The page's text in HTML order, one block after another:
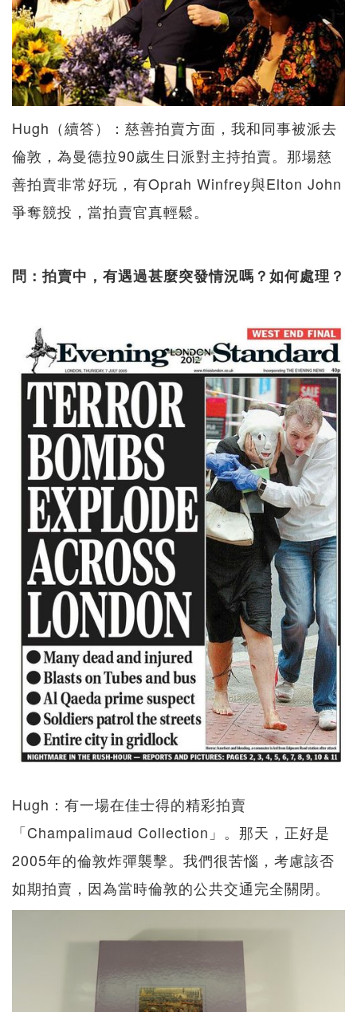
Hugh（續答）：慈善拍賣方面，我和同事被派去
倫敦，為曼德拉90歲生日派對主持拍賣。那場慈
善拍賣非常好玩，有Oprah Winfrey與Elton John
爭奪競投，當拍賣官真輕鬆。
問：拍賣中，有遇過甚麼突發情況嗎？如何處理？
Hugh：有一場在佳士得的精彩拍賣
「Champalimaud Collection」。那天，正好是
2005年的倫敦炸彈襲擊。我們很苦惱，考慮該否
如期拍賣，因為當時倫敦的公共交通完全關閉。